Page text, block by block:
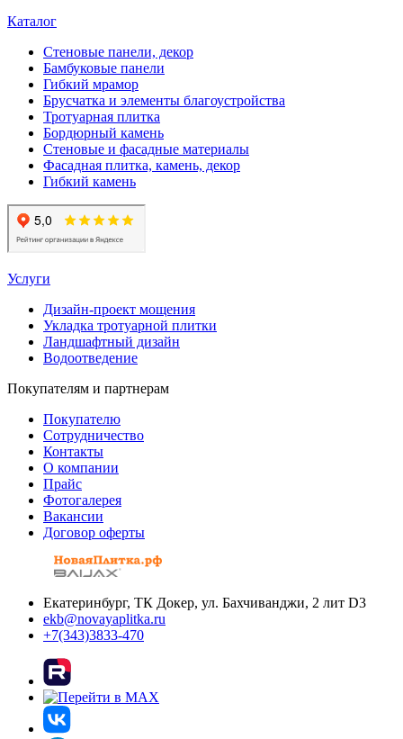
Каталог
Стеновые панели, декор
Бамбуковые панели
Гибкий мрамор
Брусчатка и элементы благоустройства
Тротуарная плитка
Бордюрный камень
Стеновые и фасадные материалы
Фасадная плитка, камень, декор
Гибкий камень
Услуги
Дизайн-проект мощения
Укладка тротуарной плитки
Ландшафтный дизайн
Водоотведение
Покупателям и партнерам
Покупателю
Сотрудничество
Контакты
О компании
Прайс
Фотогалерея
Вакансии
Договор оферты
Екатеринбург, ТК Докер, ул. Бахчиванджи, 2 лит D3
ekb@novayaplitka.ru
+7(343)3833-470